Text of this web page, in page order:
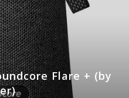
Flare + (by